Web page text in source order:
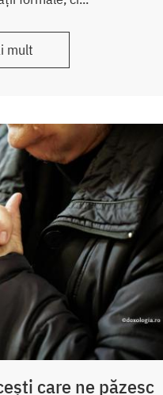
mult
care ne păzesc